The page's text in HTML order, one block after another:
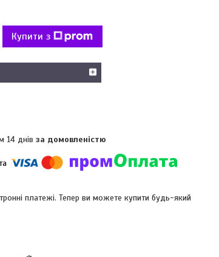
Купити з
14 днів за домовленістю
платежі. Тепер ви можете купити будь-який